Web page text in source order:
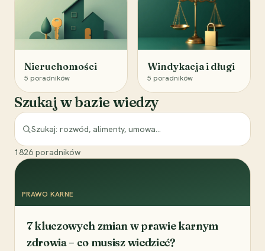
Nieruchomości
5 poradników
Windykacja i długi
5 poradników
Szukaj w bazie wiedzy
1826 poradników
PRAWO KARNE
7 kluczowych zmian w prawie karnym
zdrowia – co musisz wiedzieć?